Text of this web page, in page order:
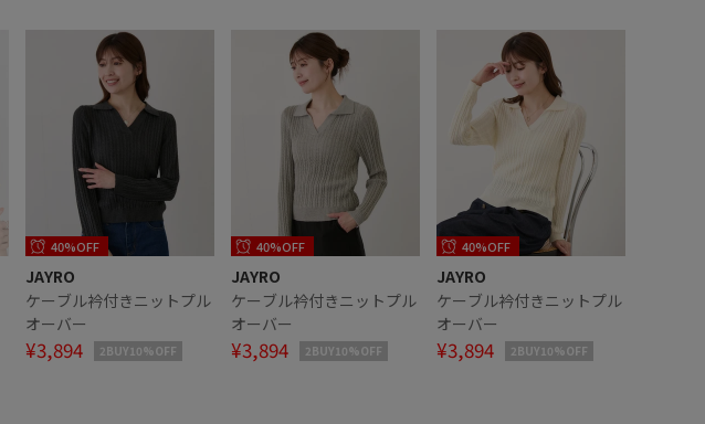
40%OFF
JAYRO
ケーブル衿付きニットプル
オーバー
¥3,894 2BUY10%OFF
40%OFF
JAYRO
ケーブル衿付きニットプル
オーバー
¥3,894 2BUY10%OFF
40%OFF
JAYRO
ケーブル衿付きニットプル
オーバー
¥3,894 2BUY10%OFF